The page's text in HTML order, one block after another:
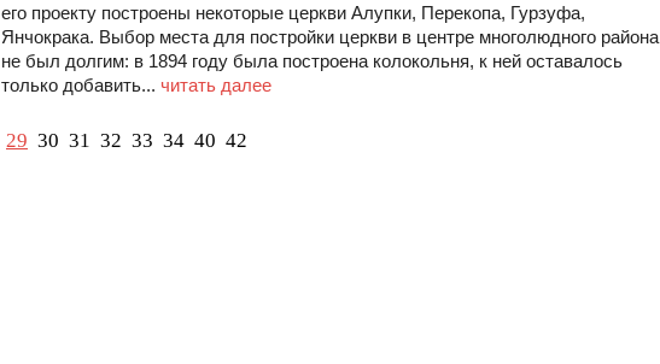
его проекту построены некоторые церкви Алупки, Перекопа, Гурзуфа,
Янчокрака. Выбор места для постройки церкви в центре многолюдного района
не был долгим: в 1894 году была построена колокольня, к ней оставалось
только добавить... читать далее
29 30 31 32 33 34 40 42